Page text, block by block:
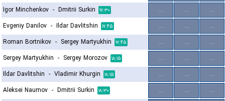
Igor Minchenkov - Dmitrii Surkin ۱۷:۳۰ ... ...
...
Evgeniy Danilov - Ildar Davlitshin ۱۷:۴۵ ... ...
...
Roman Bortnikov - Sergey Martyukhin ۱۷:۴۵ ... ...
...
Sergey Martyukhin - Sergey Morozov ۱۸:۱۵ ... ...
...
Ildar Davlitshin - Vladimir Khurgin ۱۸:۱۵ ... ...
...
Aleksei Naumov - Dmitrii Surkin ۱۸:۳۰ ... ...
...